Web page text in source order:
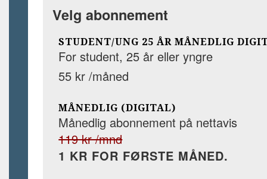
Velg abonnement
STUDENT/UNG 25 ÅR MÅNEDLIG
For student, 25 år eller yngre
55 kr /måned
MÅNEDLIG (DIGITAL)
Månedlig abonnement på nettavis
119 kr /mnd
1 KR FOR FØRSTE MÅNED.